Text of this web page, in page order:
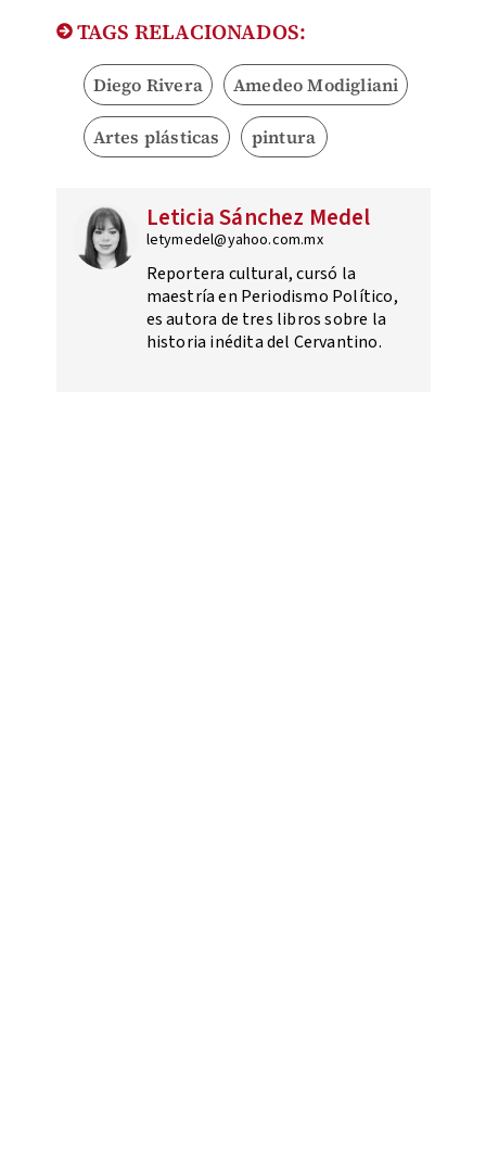
TAGS RELACIONADOS:
Diego Rivera Amedeo Modigliani
Artes plásticas pintura
Leticia Sánchez Medel
letymedel@yahoo.com.mx
Reportera cultural, cursó la
maestría en Periodismo Político,
es autora de tres libros sobre la
historia inédita del Cervantino.